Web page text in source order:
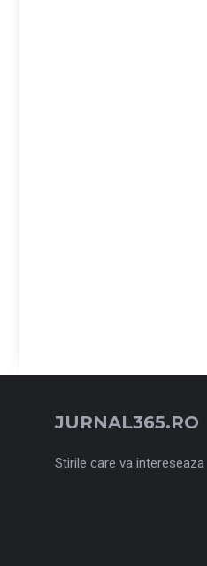
JURNAL365.RO
Stirile care va intereseaza